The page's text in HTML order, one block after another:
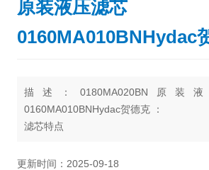
原装液压滤芯
0160MA010BNHydac
描述：0180MA020BN原装
0160MA010BNHydac贺德克 ：
滤芯特点
排污方便、流通面积大、压力损失小，结
更新时间：2025-09-18